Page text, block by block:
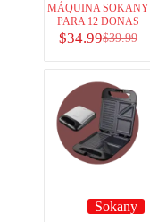
MÁQUINA SOKANY
PARA 12 DONAS
$39.99
$34.99
Sokany